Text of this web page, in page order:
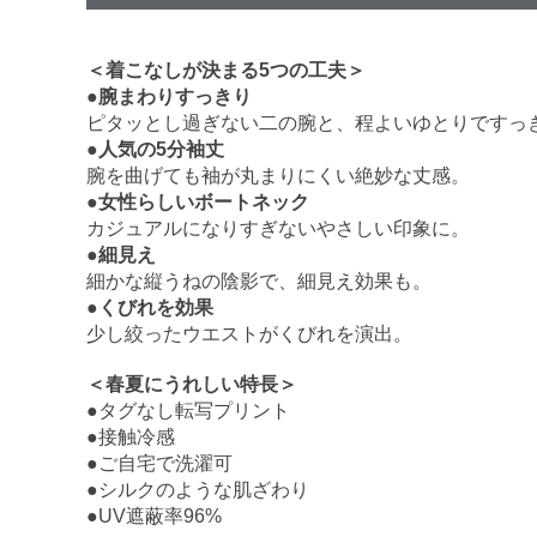
＜着こなしが決まる5つの工夫＞
●腕まわりすっきり
ピタッとし過ぎない二の腕と、程よいゆとりですっ
●人気の5分袖丈
腕を曲げても袖が丸まりにくい絶妙な丈感。
●女性らしいボートネック
カジュアルになりすぎないやさしい印象に。
●細見え
細かな縦うねの陰影で、細見え効果も。
●くびれを効果
少し絞ったウエストがくびれを演出。
＜春夏にうれしい特長＞
●タグなし転写プリント
●接触冷感
●ご自宅で洗濯可
●シルクのような肌ざわり
●UV遮蔽率96%